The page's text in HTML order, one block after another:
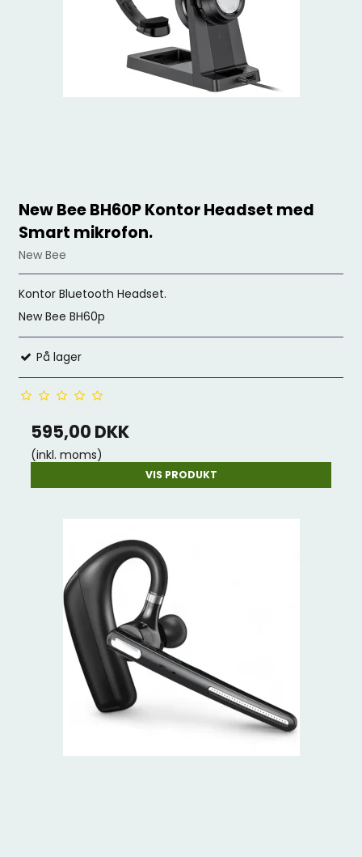
New Bee BH60P Kontor Headset med
Smart mikrofon.
New Bee
Kontor Bluetooth Headset.
New Bee BH60p
På lager
595,00 DKK
(inkl. moms)
VIS PRODUKT